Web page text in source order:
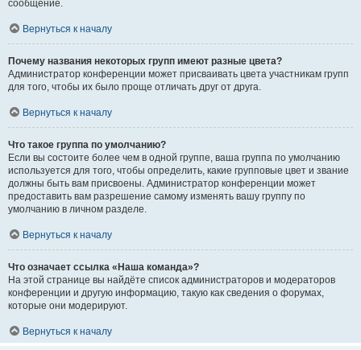
сообщение.
Вернуться к началу
Почему названия некоторых групп имеют разные цвета?
Администратор конференции может присваивать цвета участникам групп
для того, чтобы их было проще отличать друг от друга.
Вернуться к началу
Что такое группа по умолчанию?
Если вы состоите более чем в одной группе, ваша группа по умолчанию
используется для того, чтобы определить, какие групповые цвет и звание
должны быть вам присвоены. Администратор конференции может
предоставить вам разрешение самому изменять вашу группу по
умолчанию в личном разделе.
Вернуться к началу
Что означает ссылка «Наша команда»?
На этой странице вы найдёте список администраторов и модераторов
конференции и другую информацию, такую как сведения о форумах,
которые они модерируют.
Вернуться к началу